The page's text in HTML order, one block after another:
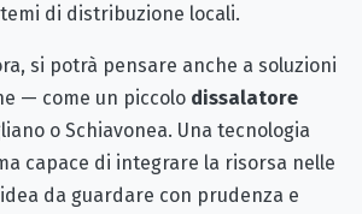
di distribuzione locali.
si potrà pensare anche a soluzioni
— come un piccolo dissalatore
o Schiavonea. Una tecnologia
capace di integrare la risorsa nelle
da guardare con prudenza e